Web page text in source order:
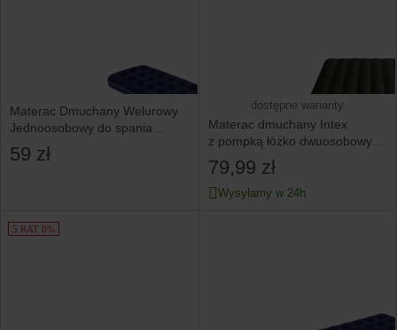
Materac Dmuchany Welurowy
Jednoosobowy do spania
185x76 cm BESTWAY 67000
59 zł
dostępne warianty
Materac dmuchany Intex
z pompką łóżko dwuosobowy
191x137x25 cm 64762
79,99 zł
Wysyłamy w 24h
5 RAT 0%